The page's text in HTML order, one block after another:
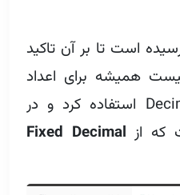
است تا بر آن تاکید
همیشه برای اعداد
اعشاری از Decimal Number استفاده کرد و در
که از Fixed Decimal